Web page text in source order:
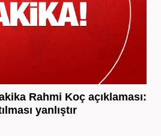
Rahmi Koç açıklaması:
yanlıştır